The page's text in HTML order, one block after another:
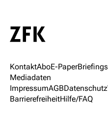
KontaktAboE-PaperBriefings
Mediadaten
ImpressumAGBDatenschutz
BarrierefreiheitHilfe/FAQ